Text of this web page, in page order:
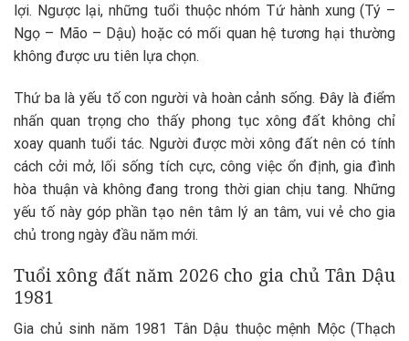
lợi. Ngược lại, những tuổi thuộc nhóm Tứ hành xung (Tý –
Ngọ – Mão – Dậu) hoặc có mối quan hệ tương hại thường
không được ưu tiên lựa chọn.
Thứ ba là yếu tố con người và hoàn cảnh sống. Đây là điểm
nhấn quan trọng cho thấy phong tục xông đất không chỉ
xoay quanh tuổi tác. Người được mời xông đất nên có tính
cách cởi mở, lối sống tích cực, công việc ổn định, gia đình
hòa thuận và không đang trong thời gian chịu tang. Những
yếu tố này góp phần tạo nên tâm lý an tâm, vui vẻ cho gia
chủ trong ngày đầu năm mới.
Tuổi xông đất năm 2026 cho gia chủ Tân Dậu
1981
Gia chủ sinh năm 1981 Tân Dậu thuộc mệnh Mộc (Thạch